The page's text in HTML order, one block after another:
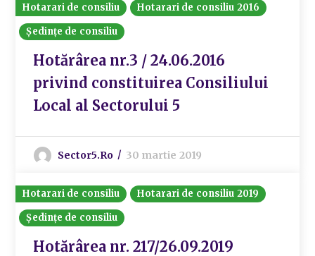
Hotarari de consiliu
Hotarari de consiliu 2016
Ședințe de consiliu
Hotărârea nr.3 / 24.06.2016
privind constituirea Consiliului
Local al Sectorului 5
Sector5.ro 30 martie 2019
Hotarari de consiliu
Hotarari de consiliu 2019
Ședințe de consiliu
Hotărârea nr. 217/26.09.2019